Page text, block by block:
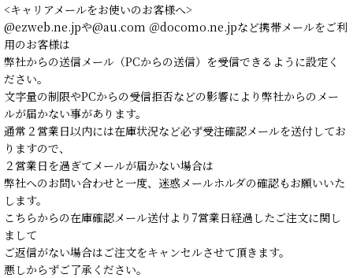
<キャリアメールをお使いのお客様へ>
@ezweb.ne.jpや@au.com ＠docomo.ne.jpなど携帯メールをご利
用のお客様は
弊社からの送信メール（PCからの送信）を受信できるように設定く
ださい。
文字量の制限やPCからの受信拒否などの影響により弊社からのメー
ルが届かない事があります。
通常２営業日以内には在庫状況など必ず受注確認メールを送付してお
りますので、
２営業日を過ぎてメールが届かない場合は
弊社へのお問い合わせと一度、迷惑メールホルダの確認もお願いいた
します。
こちらからの在庫確認メール送付より7営業日経過したご注文に関し
まして
ご返信がない場合はご注文をキャンセルさせて頂きます。
悪しからずご了承ください。